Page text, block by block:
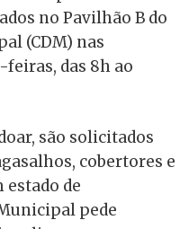
no Pavilhão B do
(CDM) nas
feiras, das 8h ao
são solicitados
cobertores e
estado de
pede